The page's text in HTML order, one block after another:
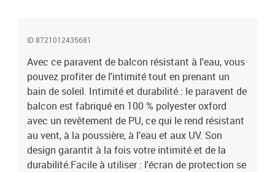
ID 8721012435681
Avec ce paravent de balcon résistant à l'eau, vous
pouvez profiter de l'intimité tout en prenant un
bain de soleil. Intimité et durabilité : le paravent de
balcon est fabriqué en 100 % polyester oxford
avec un revêtement de PU, ce qui le rend résistant
au vent, à la poussière, à l'eau et aux UV. Son
design garantit à la fois votre intimité et de la
durabilité.Facile à utiliser : l'écran de protection se